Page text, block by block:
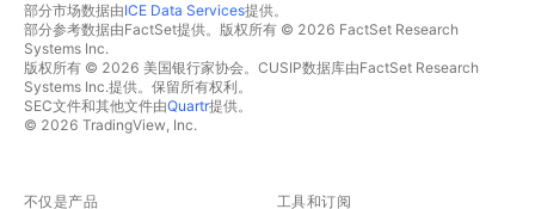
部分市场数据由ICE Data Services提供。
部分参考数据由FactSet提供。版权所有 © 2026 FactSet Research
Systems Inc.
版权所有 © 2026 美国银行家协会。CUSIP数据库由FactSet Research
Systems Inc.提供。保留所有权利。
SEC文件和其他文件由Quartr提供。
© 2026 TradingView, Inc.
不仅是产品 工具和订阅